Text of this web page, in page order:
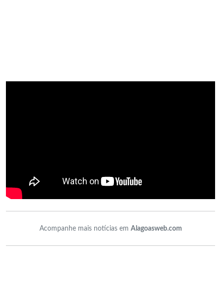
Acompanhe mais notícias em Alagoasweb.com